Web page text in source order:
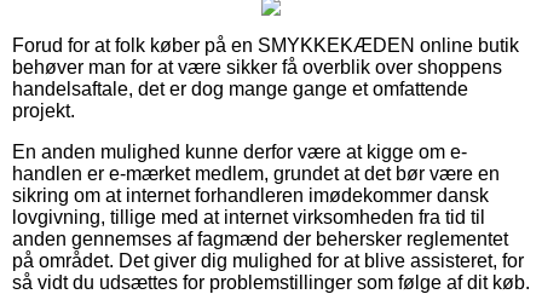
Forud for at folk køber på en SMYKKEKÆDEN online butik
behøver man for at være sikker få overblik over shoppens
handelsaftale, det er dog mange gange et omfattende
projekt.
En anden mulighed kunne derfor være at kigge om e-
handlen er e-mærket medlem, grundet at det bør være en
sikring om at internet forhandleren imødekommer dansk
lovgivning, tillige med at internet virksomheden fra tid til
anden gennemses af fagmænd der behersker reglementet
på området. Det giver dig mulighed for at blive assisteret, for
så vidt du udsættes for problemstillinger som følge af dit køb.